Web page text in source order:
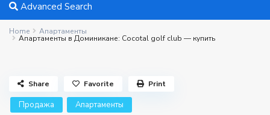
Advanced Search
Home Апартаменты
Апартаменты в Доминикане: Cocotal golf club — купить
Продажа Апартаменты
Share Favorite Print